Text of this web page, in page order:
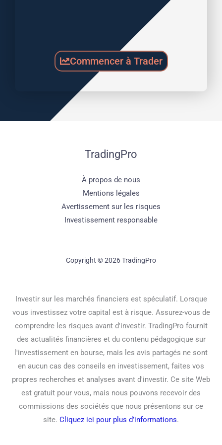
Commencer à Trader
TradingPro
À propos de nous
Mentions légales
Avertissement sur les risques
Investissement responsable
Copyright © 2026 TradingPro
Investir sur les marchés financiers est spéculatif. Lorsque
vous investissez votre capital est à risque. Assurez-vous de
comprendre les risques avant d'investir. TradingPro fournit
des actualités financières et du contenu pédagogique sur
l'investissement en bourse, mais les avis partagés ne sont
en aucun cas des conseils en investissement, faites vos
propres recherches et analyses avant d'investir. Ce site Web
est gratuit pour vous, mais nous pouvons recevoir des
commissions des sociétés que nous présentons sur ce
site. Cliquez ici pour plus d’informations.